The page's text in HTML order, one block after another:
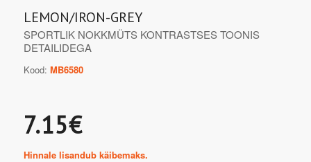
LEMON/IRON-GREY
SPORTLIK NOKKMÜTS KONTRASTSES TOONIS
DETAILIDEGA
Kood: MB6580
7.15€
Hinnale lisandub käibemaks.